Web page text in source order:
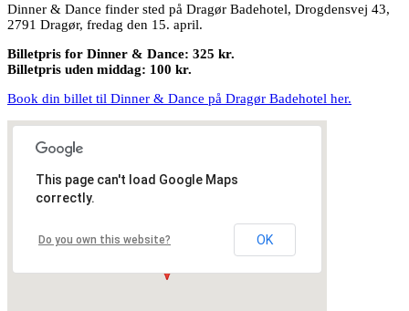
Dinner & Dance finder sted på Dragør Badehotel, Drogdensvej 43,
2791 Dragør, fredag den 15. april.
Billetpris for Dinner & Dance: 325 kr.
Billetpris uden middag: 100 kr.
Book din billet til Dinner & Dance på Dragør Badehotel her.
This page can't load Google Maps
correctly.
Do you own this website? OK